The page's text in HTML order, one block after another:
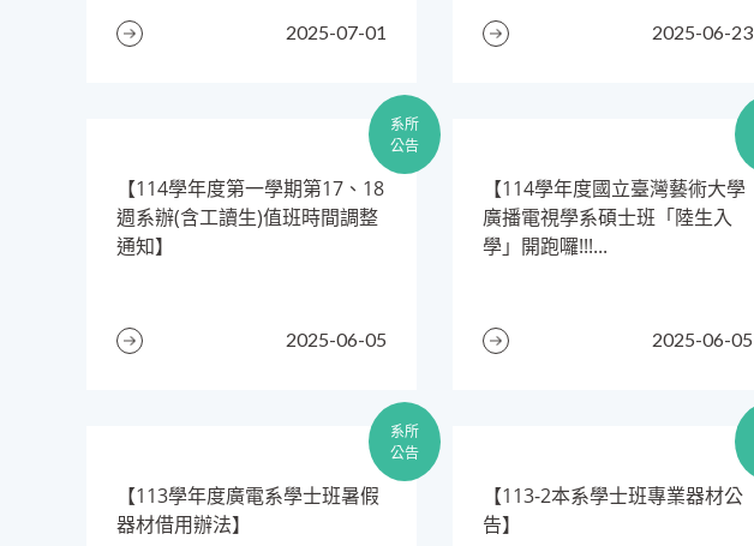
2025-07-01 2025-06-23
系所
公告
2025-06-05
【114學年度第一學期第17、18
週系辦(含工讀生)值班時間調整
通知】
2025-06-05
【114學年度國立臺灣藝術大學
廣播電視學系碩士班「陸生入
學」開跑囉!!!...
系所
公告
​【113學年度廣電系學士班暑假
器材借用辦法】
​【113-2本系學士班專業器材公
告】